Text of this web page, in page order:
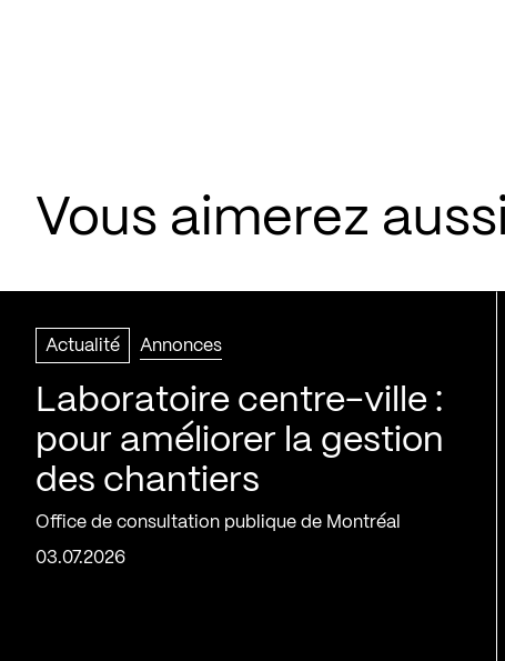
Vous aimerez
Actualité Annonces
Laboratoire centre-ville :
pour améliorer la gestion
des chantiers
Office de consultation publique de Montréal
03.07.2026